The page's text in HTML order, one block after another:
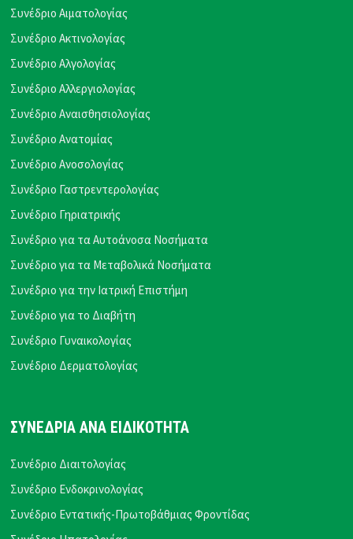
Συνέδριο Αιματολογίας
Συνέδριο Ακτινολογίας
Συνέδριο Αλγολογίας
Συνέδριο Αλλεργιολογίας
Συνέδριο Αναισθησιολογίας
Συνέδριο Ανατομίας
Συνέδριο Ανοσολογίας
Συνέδριο Γαστρεντερολογίας
Συνέδριο Γηριατρικής
Συνέδριο για τα Αυτοάνοσα Νοσήματα
Συνέδριο για τα Μεταβολικά Νοσήματα
Συνέδριο για την Ιατρική Επιστήμη
Συνέδριο για το Διαβήτη
Συνέδριο Γυναικολογίας
Συνέδριο Δερματολογίας
ΣΥΝΕΔΡΙΑ ΑΝΑ ΕΙΔΙΚΟΤΗΤΑ
Συνέδριο Διαιτολογίας
Συνέδριο Ενδοκρινολογίας
Συνέδριο Εντατικής-Πρωτοβάθμιας Φροντίδας